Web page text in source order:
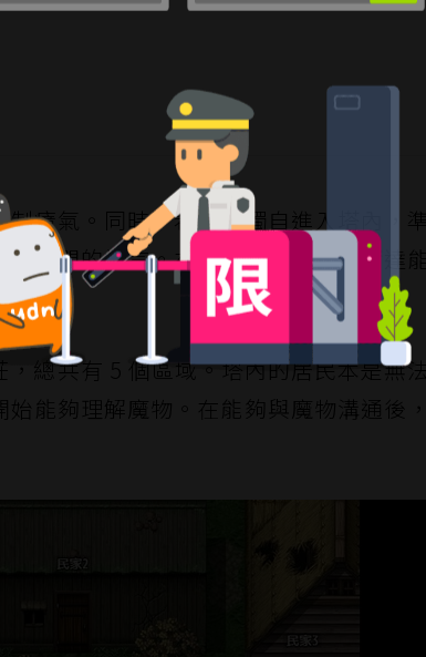
瘴氣。同時，希爾達獨自進入塔內，
物間的語言。在這種情況下，希爾達能
總共有 5 個區域。塔內的居民本是無
能夠理解魔物。在能夠與魔物溝通後